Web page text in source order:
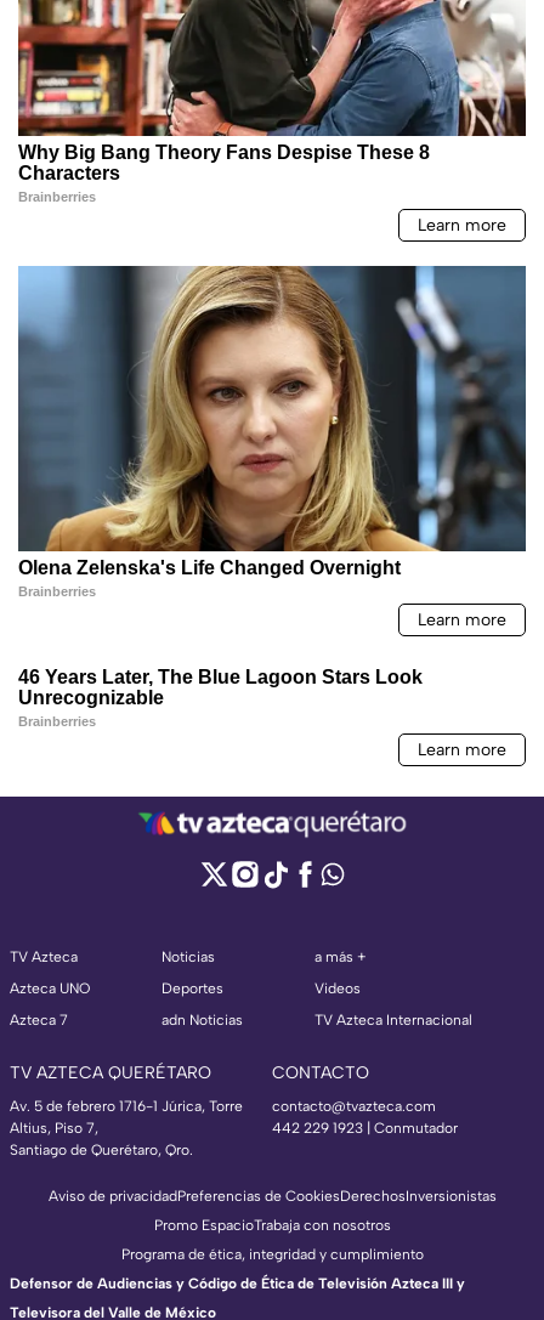
TV Azteca
Azteca UNO
Azteca 7
Noticias
Deportes
adn Noticias
a más +
Videos
TV Azteca Internacional
TV AZTECA QUERÉTARO
Av. 5 de febrero 1716-1 Júrica, Torre
Altius, Piso 7,
Santiago de Querétaro, Qro.
CONTACTO
contacto@tvazteca.com
442 229 1923 | Conmutador
Aviso de privacidadPreferencias de CookiesDerechosInversionistas
Promo EspacioTrabaja con nosotros
Programa de ética, integridad y cumplimiento
Defensor de Audiencias y Código de Ética de Televisión Azteca III y
Televisora del Valle de México